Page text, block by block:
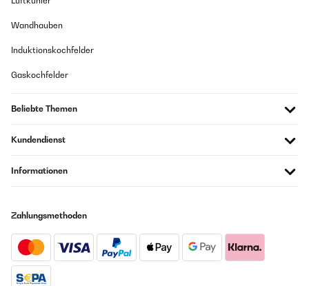
Wandhauben
Induktionskochfelder
Gaskochfelder
Beliebte Themen
Kundendienst
Informationen
Zahlungsmethoden